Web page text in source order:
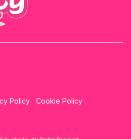
Policy
Cookie Policy